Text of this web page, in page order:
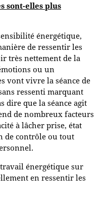
sont-elles plus
énergétique,
de ressentir les
très nettement de la
ou un
vont vivre la séance de
ressenti marquant
dire que la séance agit
de nombreux facteurs
à lâcher prise, état
de contrôle ou tout
énergétique sur
en ressentir les